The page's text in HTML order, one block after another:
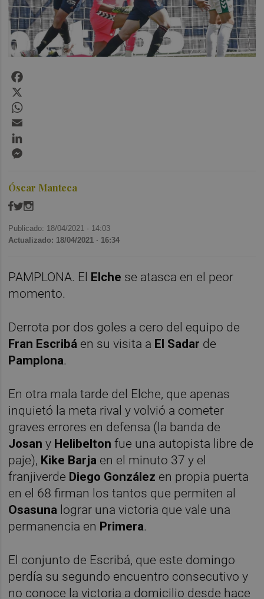
Óscar Manteca
Publicado: 18/04/2021 · 14:03
Actualizado: 18/04/2021 · 16:34
PAMPLONA. El Elche se atasca en el peor
momento.
Derrota por dos goles a cero del equipo de
Fran Escribá en su visita a El Sadar de
Pamplona.
En otra mala tarde del Elche, que apenas
inquietó la meta rival y volvió a cometer
graves errores en defensa (la banda de
Josany Helibeltonfue una autopista libre de
paje), Kike Barja en el minuto 37 y el
franjiverde Diego González en propia puerta
en el 68 firman los tantos que permiten al
Osasuna lograr una victoria que vale una
permanencia en Primera.
El conjunto de Escribá, que este domingo
perdía su segundo encuentro consecutivo y
no conoce la victoria a domicilio desde hace